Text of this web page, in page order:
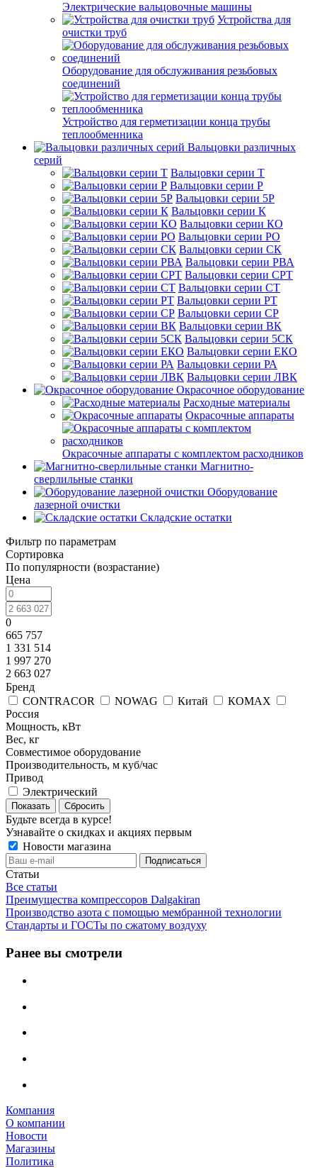
Электрические вальцовочные машины
Устройства для
очистки труб
Оборудование для обслуживания резьбовых
соединений
Устройство для герметизации конца трубы
теплообменника
Вальцовки различных
серий
Вальцовки серии Т
Вальцовки серии Р
Вальцовки серии 5Р
Вальцовки серии К
Вальцовки серии КО
Вальцовки серии РО
Вальцовки серии СК
Вальцовки серии РВА
Вальцовки серии СРТ
Вальцовки серии СТ
Вальцовки серии РТ
Вальцовки серии СР
Вальцовки серии ВК
Вальцовки серии 5СК
Вальцовки серии ЕКО
Вальцовки серии РА
Вальцовки серии ЛВК
Окрасочное оборудование
Расходные материалы
Окрасочные аппараты
Окрасочные аппараты с комплектом расходников
Магнитно-
сверлильные станки
Оборудование
лазерной очистки
Складские остатки
Фильтр по параметрам
Сортировка
По популярности (возрастание)
Цена
0
665 757
1 331 514
1 997 270
2 663 027
Бренд
CONTRACOR
NOWAG Китай
КОМАХ
Россия
Мощность, кВт
Вес, кг
Совместимое оборудование
Производительность, м куб/час
Привод
Электрический
Сбросить
Будьте всегда в курсе!
Узнавайте о скидках и акциях первым
Новости магазина
Статьи
Все статьи
Преимущества компрессоров Dalgakiran
Производство азота с помощью мембранной технологии
Стандарты и ГОСТы по сжатому воздуху
Ранее вы смотрели
Компания
О компании
Новости
Магазины
Политика